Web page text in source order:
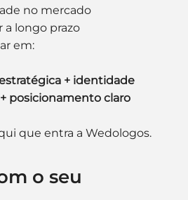
no mercado
a longo prazo
em:
+ identidade
posicionamento claro
que entra a Wedologos.
o seu